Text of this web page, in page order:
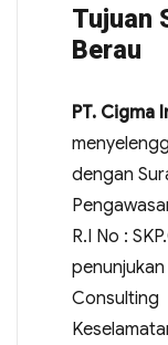
Tujuan
Berau
PT. Cigma
dengan
R.I No :
Consulting